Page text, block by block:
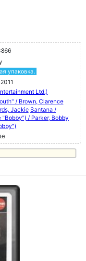
упаковка.
Ltd.)
/ Brown, Clarence
Jackie Santana /
"Bobby") / Parker, Bobby